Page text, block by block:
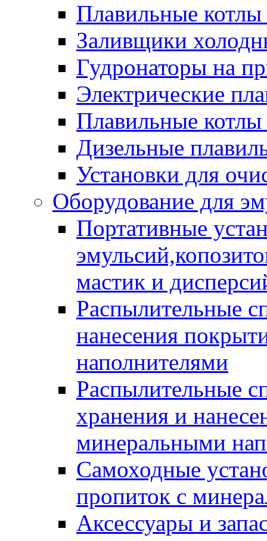
Плавильные
Заливщики
Гудронаторы на
Электрические
Плавильные
Дизельные
Установки для
Оборудование для
Портативные
мастик и
Распылительные
нанесения
наполнителями
Распылительные
хранения и
минеральными
Самоходные
пропиток с
Аксессуары и